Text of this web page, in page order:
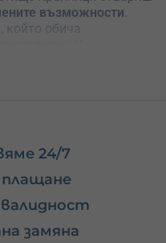
възможности
който обича
че иска да опита
държиш на някого.
и шанса за
за цял живот
24/7
валидност
замяна